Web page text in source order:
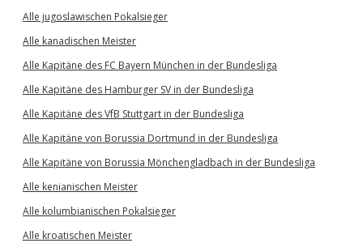
Alle jugoslawischen Pokalsieger
Alle kanadischen Meister
Alle Kapitäne des FC Bayern München in der Bundesliga
Alle Kapitäne des Hamburger SV in der Bundesliga
Alle Kapitäne des VfB Stuttgart in der Bundesliga
Alle Kapitäne von Borussia Dortmund in der Bundesliga
Alle Kapitäne von Borussia Mönchengladbach in der Bundesliga
Alle kenianischen Meister
Alle kolumbianischen Pokalsieger
Alle kroatischen Meister